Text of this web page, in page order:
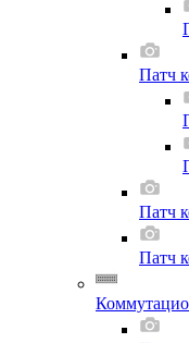
Патч
Патч
Патч